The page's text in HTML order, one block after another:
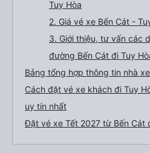
Tuy Hòa
2. Giá vé xe Bến Cát -
3. Giới thiệu, tư vấn các
đường Bến Cát đi Tuy
Bảng tổng hợp thông tin nhà
Cách đặt vé xe khách đi Tuy
uy tín nhất
Đặt vé xe Tết 2027 từ Bến Cát